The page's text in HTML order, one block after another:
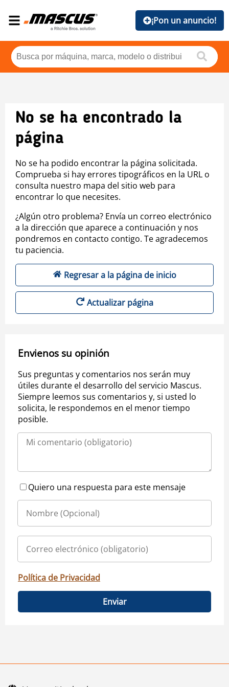
¡Pon un anuncio!
No se ha encontrado la
página
No se ha podido encontrar la página solicitada.
Comprueba si hay errores tipográficos en la URL o
consulta nuestro mapa del sitio web para
encontrar lo que necesites.
¿Algún otro problema? Envía un correo electrónico
a la dirección que aparece a continuación y nos
pondremos en contacto contigo. Te agradecemos
tu paciencia.
Regresar a la página de inicio
Actualizar página
Envienos su opinión
Sus preguntas y comentarios nos serán muy
útiles durante el desarrollo del servicio Mascus.
Siempre leemos sus comentarios y, si usted lo
solicita, le respondemos en el menor tiempo
posible.
Quiero una respuesta para este mensaje
Política de Privacidad
Enviar